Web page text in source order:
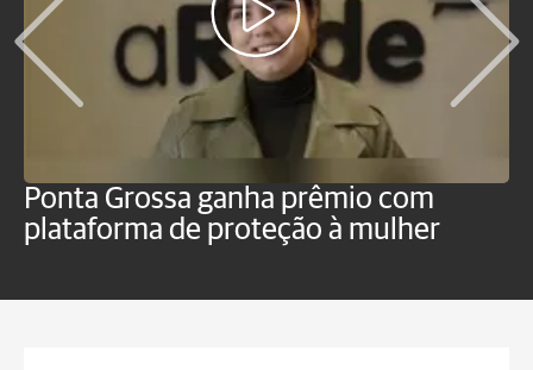
Ponta Grossa ganha prêmio com
plataforma de proteção à mulher